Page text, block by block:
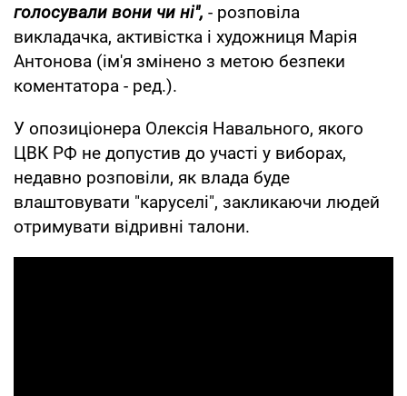
голосували вони чи ні", - розповіла
викладачка, активістка і художниця Марія
Антонова (ім'я змінено з метою безпеки
коментатора - ред.).
У опозиціонера Олексія Навального, якого
ЦВК РФ не допустив до участі у виборах,
недавно розповіли, як влада буде
влаштовувати "каруселі", закликаючи людей
отримувати відривні талони.